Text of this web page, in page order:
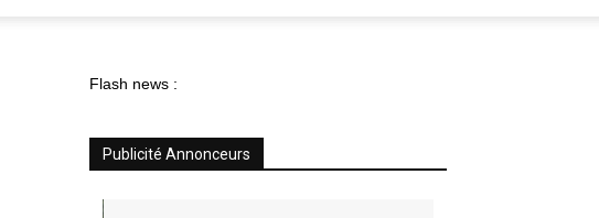
Flash news :
Publicité Annonceurs